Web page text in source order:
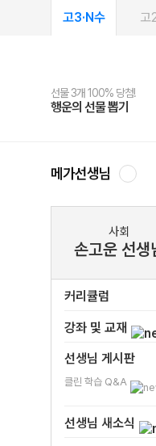
고3·N수 고
선물 3개 100% 당첨!
행운의 선물 뽑기
선물 100% 증정!
메가스터디 X 올리브
여름방학 스터디 캐시백
메가런 썸머스쿨
2027 러셀 단과
강사 공개선발
스마트러닝앱
설문 EVENT
메가패스
3일 무료 체험권
메가패스 수강생 무료혜택!
메가클럽 멤버십
사회공헌 캠페인
희망이룸 메가나눔
메가선생님
사회
손고운 선생
커리큘럼
강좌 및 교재
선생님 게시판
클린 학습 Q&A
선생님 새소식